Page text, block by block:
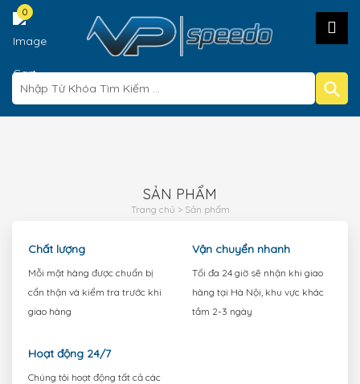
0
SẢN PHẨM
Trang chủ > Sản phẩm
Chất lượng
Mỗi mặt hàng được chuẩn bị
cẩn thận và kiểm tra trước khi
giao hàng
Vận chuyển nhanh
Tối đa 24 giờ sẽ nhận khi giao
hàng tại Hà Nội, khu vực khác
tầm 2-3 ngày
Hoạt động 24/7
Chúng tôi hoạt động tất cả các